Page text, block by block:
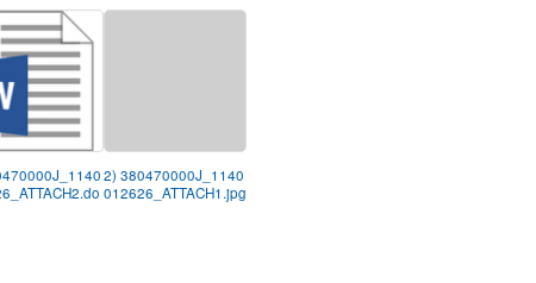
2) 380470000J_1140
012626_ATTACH1.jpg